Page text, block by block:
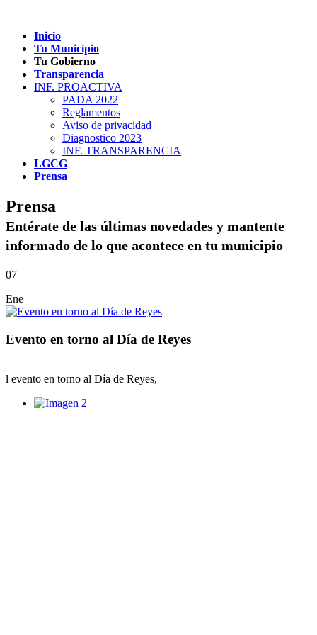
Inicio
Tu Municipio
Tu Gobierno
Transparencia
INF. PROACTIVA
PADA 2022
Reglamentos
Aviso de privacidad
Diagnostico 2023
INF. TRANSPARENCIA
LGCG
Prensa
Prensa
Entérate de las últimas novedades y mantente
informado de lo que acontece en tu municipio
07
Ene
Evento en torno al Día de Reyes
l evento en torno al Día de Reyes,